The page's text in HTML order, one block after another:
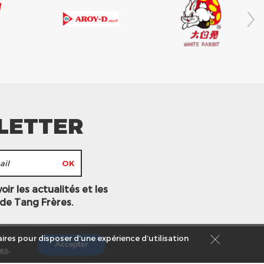
les actualités et les
Tang Frères.
légales
pour disposer d’une expérience d’utilisation
. Accepter